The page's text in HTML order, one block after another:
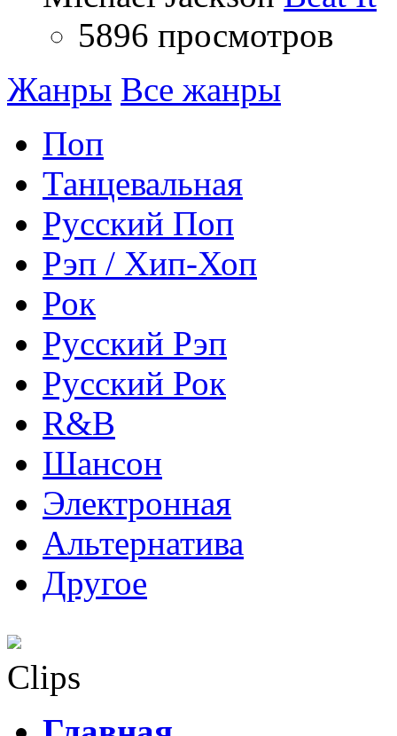
5896 просмотров
Жанры Все жанры
Поп
Танцевальная
Русский Поп
Рэп / Хип-Хоп
Рок
Русский Рэп
Русский Рок
R&B
Шансон
Электронная
Альтернатива
Другое
Clips